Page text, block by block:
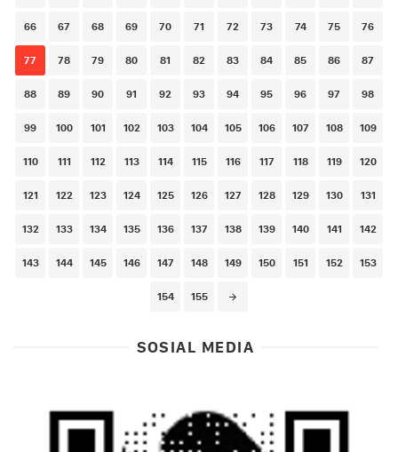
66 67 68 69 70 71 72 73 74 75 76
77 78 79 80 81 82 83 84 85 86 87
88 89 90 91 92 93 94 95 96 97 98
99 100 101 102 103 104 105 106 107 108 109
110 111 112 113 114 115 116 117 118 119 120
121 122 123 124 125 126 127 128 129 130 131
132 133 134 135 136 137 138 139 140 141 142
143 144 145 146 147 148 149 150 151 152 153
154 155
SOSIAL MEDIA